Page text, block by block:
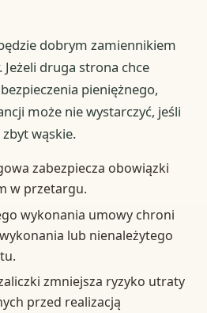
dobrym zamiennikiem
Jeżeli druga strona chce
pieniężnego,
może nie wystarczyć, jeśli
wąskie.
zabezpiecza obowiązki
w przetargu.
wykonania umowy chroni
lub nienależytego
zmniejsza ryzyko utraty
przed realizacją